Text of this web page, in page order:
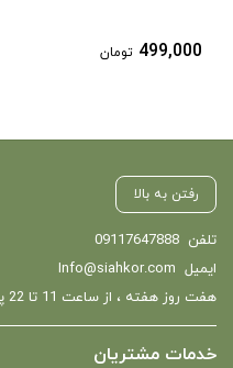
499,000 تومان
رفتن به بالا
تلفن 09117647888
ایمیل Info@siahkor.com
هفت روز هفته ، از ساعت 11 تا 22 پاسخگوی شما هستیم.
خدمات مشتریان